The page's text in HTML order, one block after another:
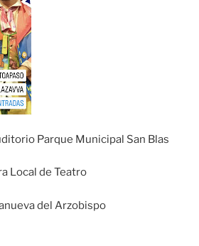
Parque Municipal San Blas
Local de Teatro
del Arzobispo